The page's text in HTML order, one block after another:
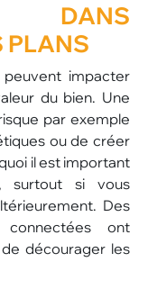
PLANS
impacter
du bien. Une
par exemple
ou de créer
il est important
surtout si vous
Des
ont
décourager les